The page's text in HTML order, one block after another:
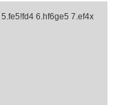
6.hf6ge5 7.ef4x